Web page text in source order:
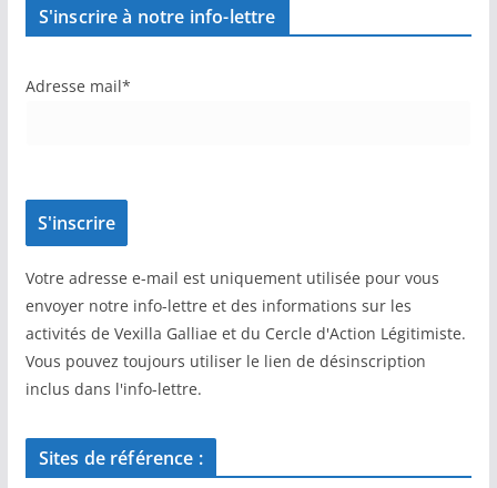
S'inscrire à notre info-lettre
Adresse mail*
Votre adresse e-mail est uniquement utilisée pour vous
envoyer notre info-lettre et des informations sur les
activités de Vexilla Galliae et du Cercle d'Action Légitimiste.
Vous pouvez toujours utiliser le lien de désinscription
inclus dans l'info-lettre.
Sites de référence :